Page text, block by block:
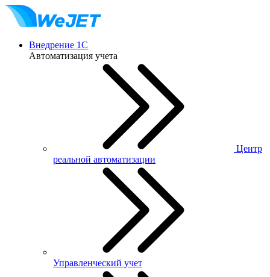
Внедрение 1С
Автоматизация учета
Центр
реальной автоматизации
Управленческий учет